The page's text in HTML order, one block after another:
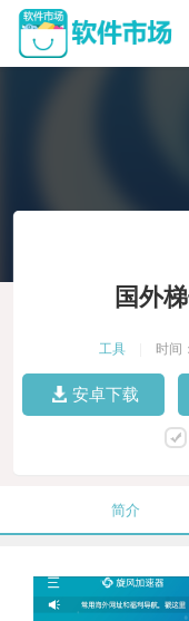
国外
工具 时间
安卓下载
简介